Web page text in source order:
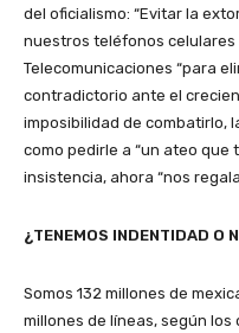
del oficialismo: “Evitar la
nuestros teléfonos celulares
Telecomunicaciones “para
contradictorio ante el
imposibilidad de combatirlo,
como pedirle a “un ateo que
insistencia, ahora “nos
¿TENEMOS INDENTIDAD O
Somos 132 millones de
millones de líneas, según